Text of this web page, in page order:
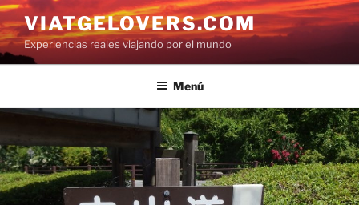
Saltar
al
contenido
VIATGELOVERS.COM
Experiencias reales viajando por el mundo
Menú